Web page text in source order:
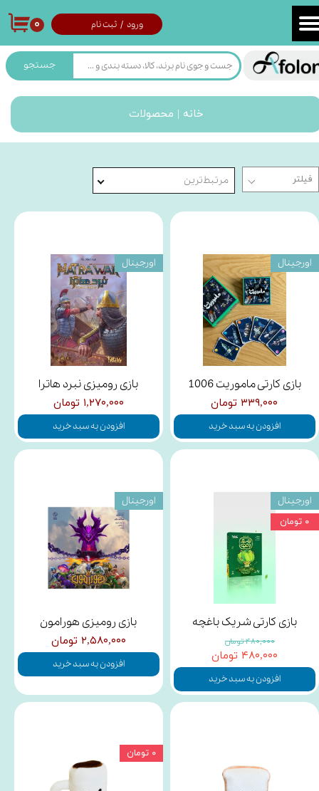
جستجو
ورود / ثبت نام
حساب کاربری من
تغییر گذر واژه
سفارشات
خروج از حساب کاربری
۰
خانه | محصولات
مرتبط‌ترین
بازی کارتی ماموریت 1006
۳۳۹,۰۰۰ تومان
افزودن به سبد خرید
اورجینال
بازی رومیزی نبرد هاترا
۱,۲۷۰,۰۰۰ تومان
افزودن به سبد خرید
اورجینال
بازی کارتی شریک باغچه
۴۸۰,۰۰۰ تومان
۴۸۰,۰۰۰ تومان
افزودن به سبد خرید
اورجینال
۰ تومان
بازی رومیزی هورامون
۲,۵۸۰,۰۰۰ تومان
افزودن به سبد خرید
اورجینال
۰ تومان